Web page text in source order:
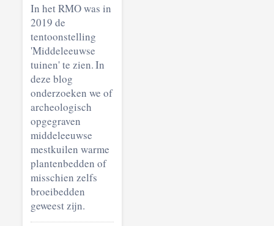
In het RMO was in
2019 de
tentoonstelling
'Middeleeuwse
tuinen' te zien. In
deze blog
onderzoeken we of
archeologisch
opgegraven
middeleeuwse
mestkuilen warme
plantenbedden of
misschien zelfs
broeibedden
geweest zijn.